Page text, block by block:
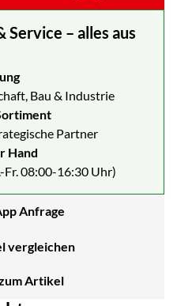
– alles aus
Bau & Industrie
Partner
Hand
Fr. 08:00-16:30 Uhr)
Anfrage
vergleichen
Artikel